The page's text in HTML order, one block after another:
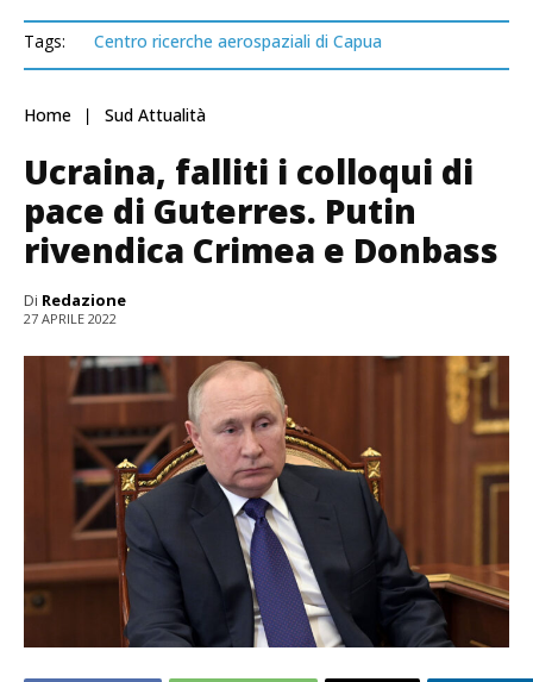
Tags: Centro ricerche aerospaziali di Capua
Home Sud Attualità
Ucraina, falliti i colloqui di
pace di Guterres. Putin
rivendica Crimea e Donbass
Di Redazione
27 APRILE 2022